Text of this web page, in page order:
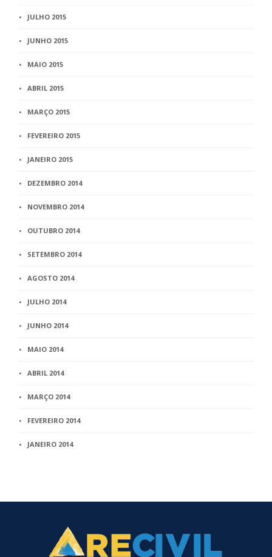
JULHO 2015
JUNHO 2015
MAIO 2015
ABRIL 2015
MARÇO 2015
FEVEREIRO 2015
JANEIRO 2015
DEZEMBRO 2014
NOVEMBRO 2014
OUTUBRO 2014
SETEMBRO 2014
AGOSTO 2014
JULHO 2014
JUNHO 2014
MAIO 2014
ABRIL 2014
MARÇO 2014
FEVEREIRO 2014
JANEIRO 2014